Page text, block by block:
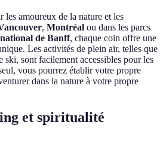
les amoureux de la nature et les
, Montréal ou dans les parcs
de Banff, chaque coin offre une
Les activités de plein air, telles que
ski, sont facilement accessibles pour les
vous pourrez établir votre propre
dans la nature à votre propre
et spiritualité